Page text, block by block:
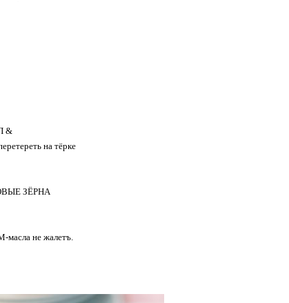
&
на тёрке
ЗЁРНА
не жалетъ.